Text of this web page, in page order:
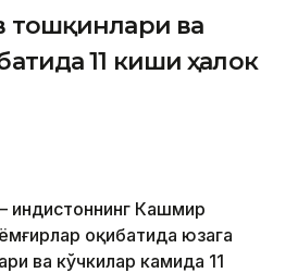
тошқинлари ва
11 киши ҳалок
Ҳиндистоннинг Кашмир
оқибатида юзага
ва кўчкилар камида 11